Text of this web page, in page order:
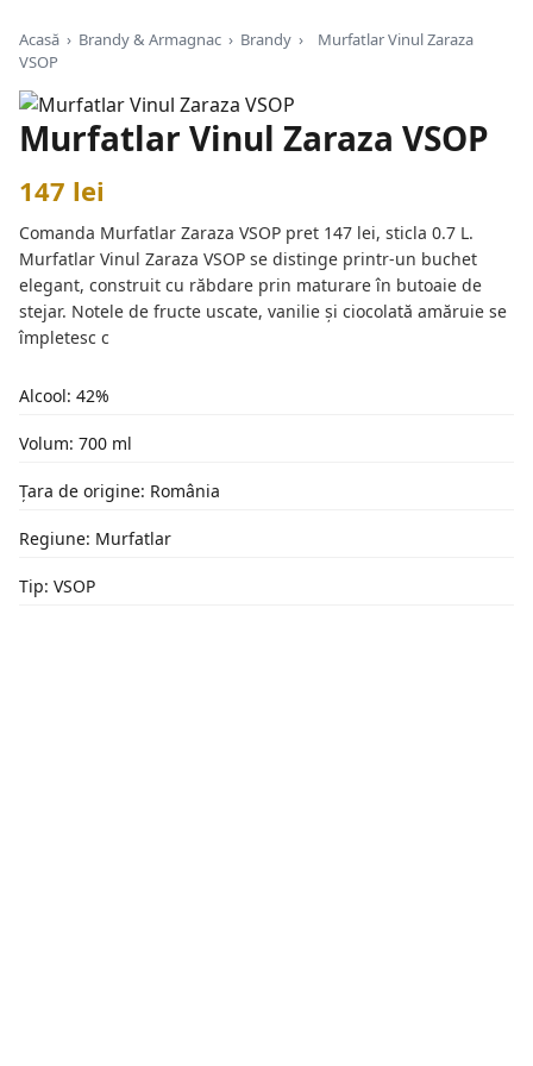
Acasă › Brandy & Armagnac › Brandy ›
Murfatlar Vinul Zaraza
VSOP
Murfatlar Vinul Zaraza VSOP
147 lei
Comanda Murfatlar Zaraza VSOP pret 147 lei, sticla 0.7 L.
Murfatlar Vinul Zaraza VSOP se distinge printr-un buchet
elegant, construit cu răbdare prin maturare în butoaie de
stejar. Notele de fructe uscate, vanilie și ciocolată amăruie se
împletesc c
Alcool: 42%
Volum: 700 ml
Țara de origine: România
Regiune: Murfatlar
Tip: VSOP